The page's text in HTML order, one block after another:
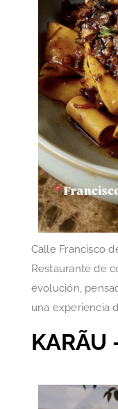
Calle Francisco
Restaurante de
evolución,
una experiencia
KARÃU